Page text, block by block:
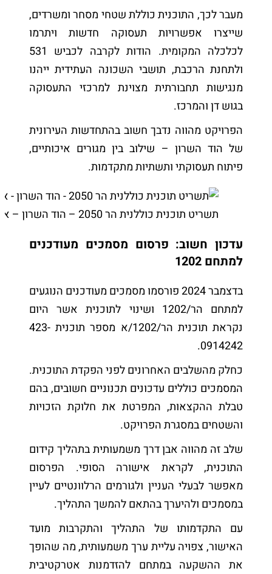
מעבר לכך, התוכנית כוללת שטחי מסחר ומשרדים,
שייצרו אפשרויות תעסוקה חדשות ויתרמו
לכלכלה המקומית. הודות לקרבה לכביש 531
ולתחנת הרכבת, תושבי השכונה העתידית ייהנו
מנגישות תחבורתית מצוינת למרכזי התעסוקה
בגוש דן והמרכז.
הפרויקט מהווה נדבך חשוב בהתחדשות העירונית
של הוד השרון – שילוב בין מגורים איכותיים,
פיתוח תעסוקתי ותשתיות מתקדמות.
תשריט תוכנית כוללנית הר 2050 – הוד השרון – אזור מתחם 1202
עדכון חשוב: פרסום מסמכים מעודכנים
למתחם 1202
בדצמבר 2024 פורסמו מסמכים מעודכנים הנוגעים
למתחם הר/1202 ושינוי לתוכנית אשר היום
נקראת תוכנית הר/1202/א מספר תוכנית 423-
0914242.
כחלק מהשלבים האחרונים לפני הפקדת התוכנית.
המסמכים כוללים עדכונים תכנוניים חשובים, בהם
טבלת ההקצאות, המפרטת את חלוקת הזכויות
והשטחים במסגרת הפרויקט.
שלב זה מהווה אבן דרך משמעותית בתהליך קידום
התוכנית, לקראת אישורה הסופי. הפרסום
מאפשר לבעלי העניין ולגורמים הרלוונטיים לעיין
במסמכים ולהיערך בהתאם להמשך התהליך.
עם התקדמותו של התהליך והתקרבות מועד
האישור, צפויה עליית ערך משמעותית, מה שהופך
את ההשקעה במתחם להזדמנות אטרקטיבית